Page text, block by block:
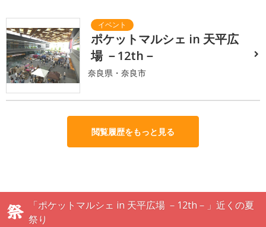
ポケットマルシェ in 天平広
場 －12th－
奈良県・奈良市
閲覧履歴をもっと見る
「ポケットマルシェ in 天平広場 －12th－」近くの夏
祭り